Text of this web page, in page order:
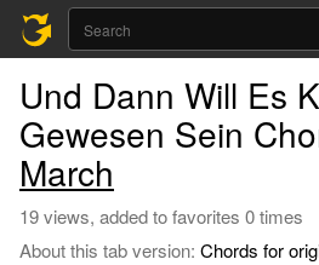
Und Dann Will Es
Gewesen Sein
March
19 views, added to favorites 0 times
About this tab version: Chords for